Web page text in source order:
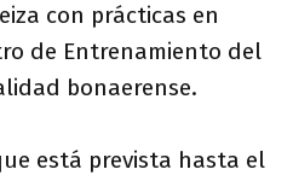
con prácticas en
de Entrenamiento del
bonaerense.
está prevista hasta el